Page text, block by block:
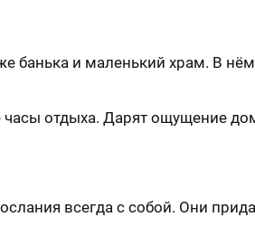
банька и маленький храм. В
отдыха. Дарят ощущение
всегда с собой. Они